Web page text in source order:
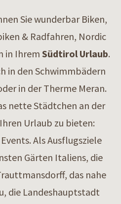
Sie wunderbar Biken,
& Radfahren, Nordic
in Ihrem Südtirol Urlaub.
in den Schwimmbädern
in der Therme Meran.
nette Städtchen an der
Urlaub zu bieten:
Als Ausflugsziele
Gärten Italiens, die
das nahe
die Landeshauptstadt